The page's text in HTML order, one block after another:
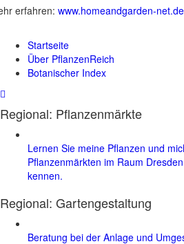
erfahren: www.homeandgarden-net.de
Startseite
Über PflanzenReich
Botanischer Index
Regional: Pflanzenmärkte
Lernen Sie meine Pflanzen und
Pflanzenmärkten im Raum
kennen.
Regional: Gartengestaltung
Beratung bei der Anlage und